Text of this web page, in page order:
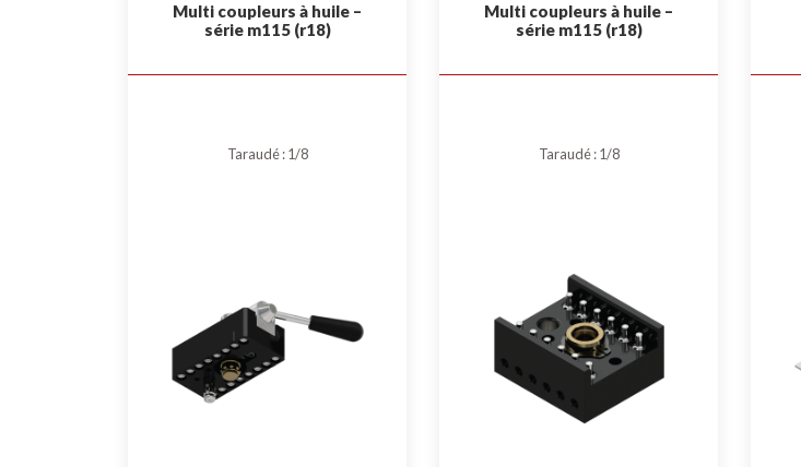
Multi coupleurs à huile –
série m115 (r18)
Taraudé : 1/8
Multi coupleurs à huile –
série m115 (r18)
Taraudé : 1/8